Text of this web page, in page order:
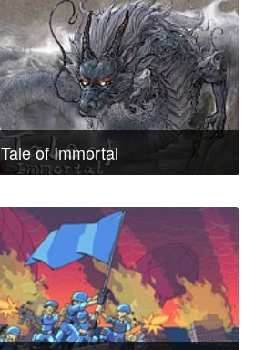
Tale of Immortal